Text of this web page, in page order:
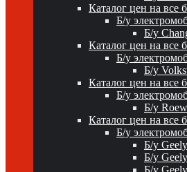
Каталог цен на все
Б/у
Б/у
Каталог цен на все
Б/у
Б/у
Каталог цен на все
Б/у
Б/у
Каталог цен на все
Б/у
Б/у
Б/у
Б/у